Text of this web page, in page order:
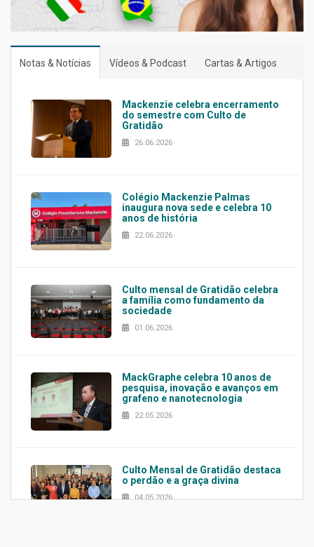
Notas & Notícias Vídeos & Podcast Cartas & Artigos
Mackenzie celebra encerramento
do semestre com Culto de
Gratidão
26.06.2026
Colégio Mackenzie Palmas
inaugura nova sede e celebra 10
anos de história
22.06.2026
Culto mensal de Gratidão celebra
a família como fundamento da
sociedade
01.06.2026
MackGraphe celebra 10 anos de
pesquisa, inovação e avanços em
grafeno e nanotecnologia
22.05.2026
Culto Mensal de Gratidão destaca
o perdão e a graça divina
04.05.2026